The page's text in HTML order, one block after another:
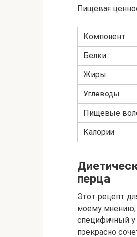
Пищевая
Компонент
Белки
Жиры
Углеводы
Пищевые
Калории
перца
Этот рецепт
моему мнению,
специфичный у
прекрасно